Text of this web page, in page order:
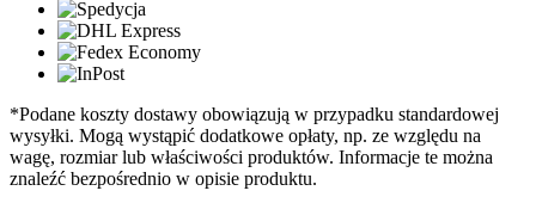
*Podane koszty dostawy obowiązują w przypadku standardowej
wysyłki. Mogą wystąpić dodatkowe opłaty, np. ze względu na
wagę, rozmiar lub właściwości produktów. Informacje te można
znaleźć bezpośrednio w opisie produktu.